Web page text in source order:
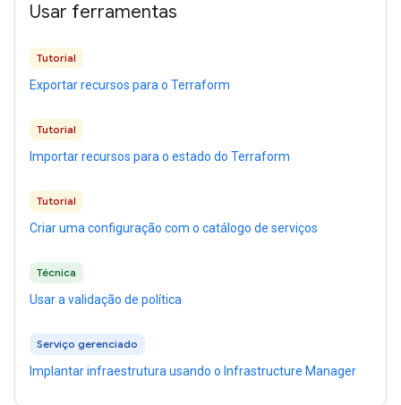
Usar ferramentas
Tutorial
Exportar recursos para o Terraform
Tutorial
Importar recursos para o estado do Terraform
Tutorial
Criar uma configuração com o catálogo de serviços
Técnica
Usar a validação de política
Serviço gerenciado
Implantar infraestrutura usando o Infrastructure Manager